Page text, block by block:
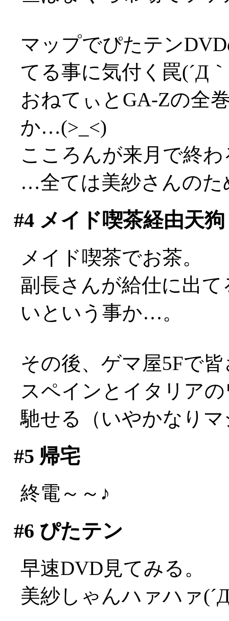
マップでぴたテン
てる事に気付く罠(´Д
おねてぃとGA-Zの全
か…(>_<)
こころんが来月で終
…全ては美紗さんのた
#4メイド喫茶経由天狗
メイド喫茶でお茶。
副長さんが給仕に出
いという事か…。
その後、ゲマ屋5Fで
スペインとイタリア
馳せる（いやかなりマ
#5 帰宅
終電～～♪
#6 ぴたテン
早速DVD見てみる。
美紗しゃんハァハァ